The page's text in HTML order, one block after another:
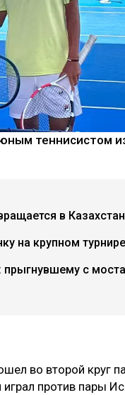
теннисистом
в
на крупном турнире
прыгнувшему с
во второй круг
против пары